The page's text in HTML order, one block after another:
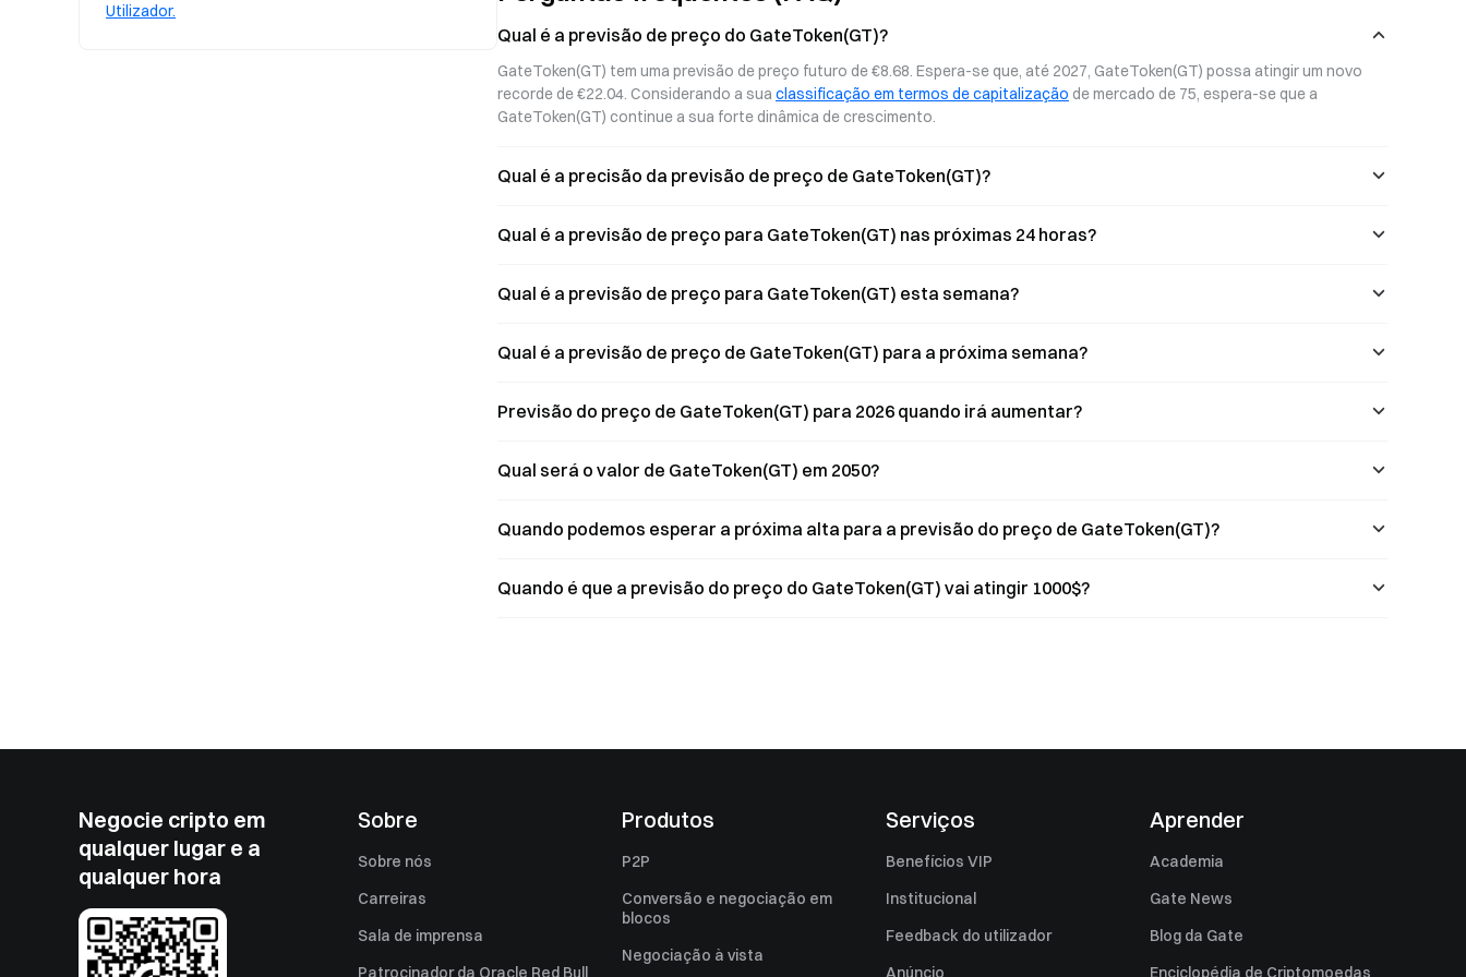
Utilizador.
até 8 % de cashback nas compras,
tornando os ativos digitais realmente
utilizáveis.
milhões de comerciantes Visa em todo o
recentes e saiba como aderir.
Descubra as vantagens e as novidades
do Gate Card.
Qual é a previsão de preço do GateToken(GT)?
GateToken(GT) tem uma previsão de preço futuro de €8.68. Espera-se que, até 2027, GateToken(GT) possa atingir um novo
recorde de €22.04. Considerando a sua classificação em termos de capitalização de mercado de 75, espera-se que a
GateToken(GT) continue a sua forte dinâmica de crescimento.
Qual é a precisão da previsão de preço de GateToken(GT)?
Qual é a previsão de preço para GateToken(GT) nas próximas 24 horas?
Qual é a previsão de preço para GateToken(GT) esta semana?
Qual é a previsão de preço de GateToken(GT) para a próxima semana?
Previsão do preço de GateToken(GT) para 2026 quando irá aumentar?
Qual será o valor de GateToken(GT) em 2050?
Quando podemos esperar a próxima alta para a previsão do preço de GateToken(GT)?
Quando é que a previsão do preço do GateToken(GT) vai atingir 1000$?
Negocie cripto em
qualquer lugar e a
qualquer hora
Sobre
Sobre nós
Carreiras
Sala de imprensa
Patrocinador da Oracle Red Bull
Produtos
P2P
Conversão e negociação em
blocos
Negociação à vista
Serviços
Benefícios VIP
Institucional
Feedback do utilizador
Anúncio
Aprender
Academia
Gate News
Blog da Gate
Enciclopédia de Criptomoedas